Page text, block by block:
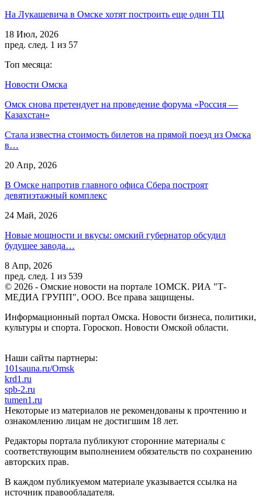
На Лукашевича в Омске хотят построить еще один ТЦ
18 Июл, 2026
пред. след. 1 из 57
Топ месяца:
Новости Омска
Омск снова претендует на проведение форума «Россия —
Казахстан»
Стала известна стоимость билетов на прямой поезд из Омска
в…
20 Апр, 2026
В Омске напротив главного офиса Сбера построят
девятиэтажный комплекс
24 Май, 2026
Новые мощности и вкусы: омский губернатор обсудил
будущее завода…
8 Апр, 2026
пред. след. 1 из 539
© 2026 - Омские новости на портале 1ОМСК. РИА "Т-
МЕДИА ГРУПП", ООО. Все права защищены.
Информационный портал Омска. Новости бизнеса, политики,
культуры и спорта. Гороскоп. Новости Омской области.
Наши сайты партнеры:
101sauna.ru/Omsk
krd1.ru
spb-2.ru
tumen1.ru
Некоторые из материалов не рекомендованы к прочтению и
ознакомлению лицам не достигшим 18 лет.
Редакторы портала публикуют сторонние материалы с
соответствующим выполнением обязательств по сохранению
авторских прав.
В каждом публикуемом материале указывается ссылка на
источник правообладателя.